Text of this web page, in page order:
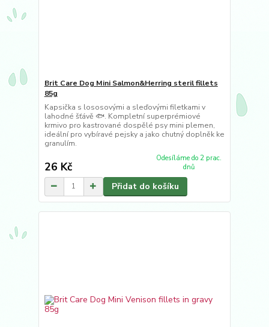
Brit Care Dog Mini Salmon&Herring steril fillets
85g
Kapsička s lososovými a sleďovými filetkami v
lahodné šťávě 🐟. Kompletní superprémiové
krmivo pro kastrované dospělé psy mini plemen,
ideální pro vybíravé pejsky a jako chutný doplněk ke
granulím.
26 Kč
Odesíláme do 2 prac.
dnů
Přidat do košíku